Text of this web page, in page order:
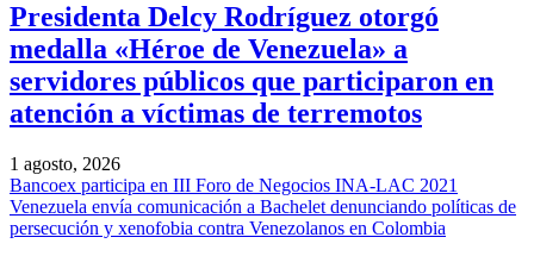
Presidenta Delcy Rodríguez otorgó
medalla «Héroe de Venezuela» a
servidores públicos que participaron en
atención a víctimas de terremotos
1 agosto, 2026
Bancoex participa en III Foro de Negocios INA-LAC 2021
Venezuela envía comunicación a Bachelet denunciando políticas de
persecución y xenofobia contra Venezolanos en Colombia